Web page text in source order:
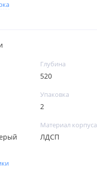
Глубина
520
Упаковка
2
Материал корпуса
ЛДСП